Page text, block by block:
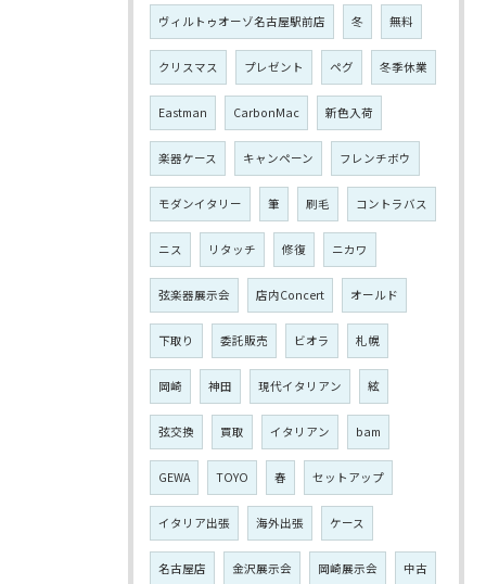
ヴィルトゥオーゾ名古屋駅前店 冬 無料
クリスマス プレゼント ペグ 冬季休業
Eastman CarbonMac 新色入荷
楽器ケース キャンペーン フレンチボウ
モダンイタリー 筆 刷毛 コントラバス
ニス リタッチ 修復 ニカワ
弦楽器展示会 店内Concert オールド
下取り 委託販売 ビオラ 札幌
岡崎 神田 現代イタリアン 絃
弦交換 買取 イタリアン bam
GEWA TOYO 春 セットアップ
イタリア出張 海外出張 ケース
名古屋店 金沢展示会 岡崎展示会 中古